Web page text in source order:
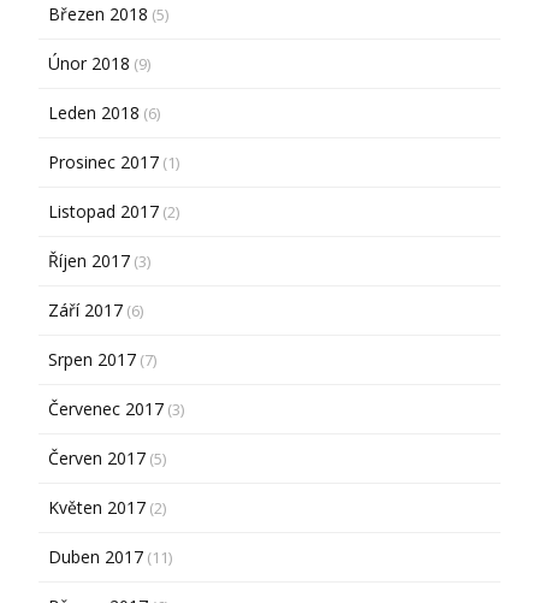
Březen 2018 (5)
Únor 2018 (9)
Leden 2018 (6)
Prosinec 2017 (1)
Listopad 2017 (2)
Říjen 2017 (3)
Září 2017 (6)
Srpen 2017 (7)
Červenec 2017 (3)
Červen 2017 (5)
Květen 2017 (2)
Duben 2017 (11)